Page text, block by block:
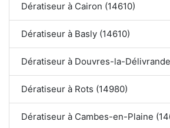
Dératiseur à Cairon (14610)
Dératiseur à Basly (14610)
Dératiseur à Douvres-la-
Dératiseur à Rots (14980)
Dératiseur à Cambes-en-Plaine